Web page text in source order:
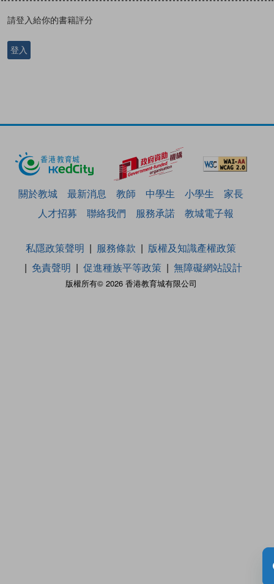
請登入給你的書籍評分
登入
關於教城 最新消息 教師 中學生 小學生
家長
人才招募
聯絡我們 服務承諾 教城電子報
版權所有© 2026 香港教育城有限公司
私隱政策聲明 服務條款
版權及知識產權政策
免責聲明
促進種族平等政策 無障礙網站設計